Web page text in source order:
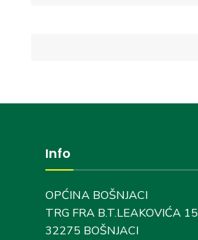
Info
OPĆINA BOŠNJACI
TRG FRA B.T.LEAKOVIĆA 15
32275 BOŠNJACI